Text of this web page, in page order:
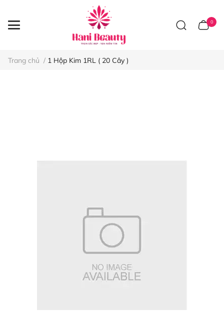
0
Trang chủ / 1 Hộp Kim 1RL ( 20 Cây )